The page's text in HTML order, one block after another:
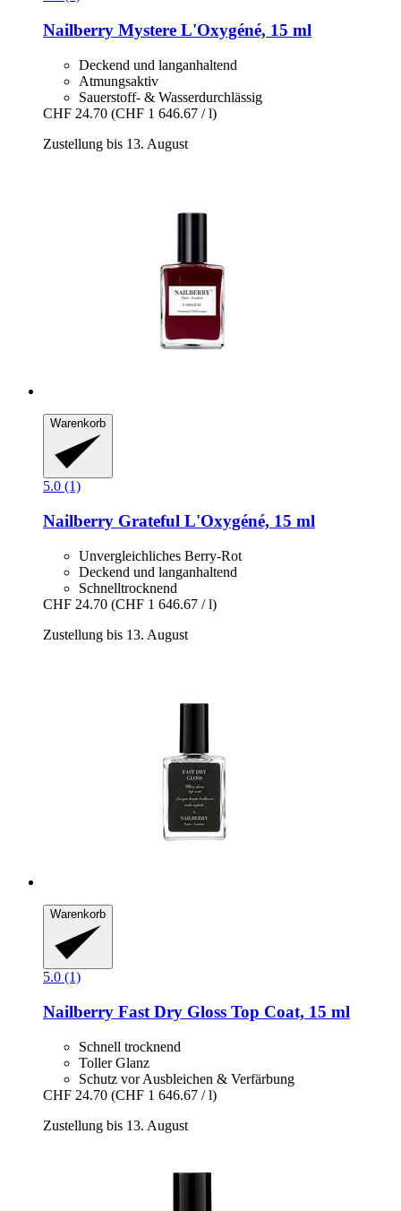
Nailberry Mystere L'Oxygéné, 15 ml
Deckend und langanhaltend
Atmungsaktiv
Sauerstoff- & Wasserdurchlässig
CHF 24.70 (CHF 1 646.67 / l)
Zustellung bis 13. August
Warenkorb
5.0 (1)
Nailberry Grateful L'Oxygéné, 15 ml
Unvergleichliches Berry-Rot
Deckend und langanhaltend
Schnelltrocknend
CHF 24.70 (CHF 1 646.67 / l)
Zustellung bis 13. August
Warenkorb
5.0 (1)
Nailberry Fast Dry Gloss Top Coat, 15 ml
Schnell trocknend
Toller Glanz
Schutz vor Ausbleichen & Verfärbung
CHF 24.70 (CHF 1 646.67 / l)
Zustellung bis 13. August